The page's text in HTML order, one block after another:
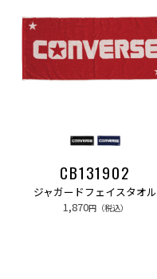
CB131902
ジャガードフェイスタオル
1,870円（税込）